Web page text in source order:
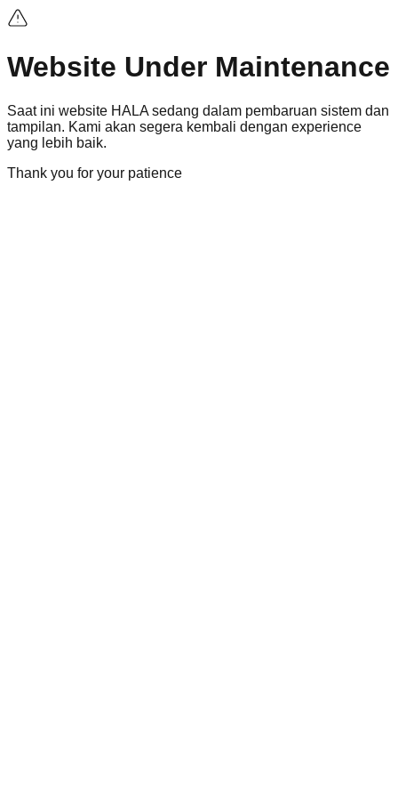
Website Under Maintenance
Saat ini website HALA sedang dalam pembaruan sistem dan
tampilan. Kami akan segera kembali dengan experience
yang lebih baik.
Thank you for your patience